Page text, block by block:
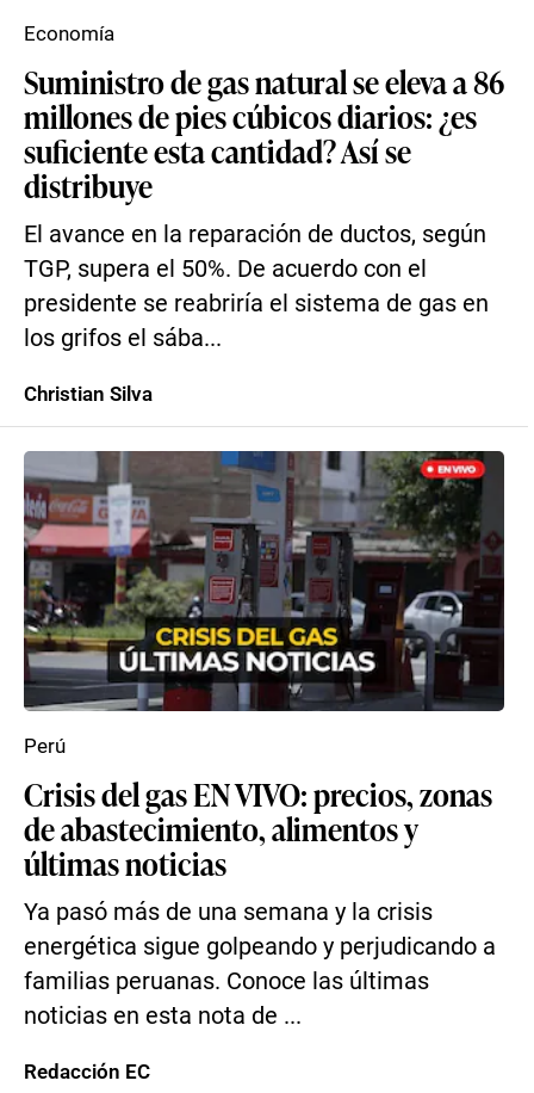
Suministro de gas natural se eleva a 86
millones de pies cúbicos diarios: ¿es
suficiente esta cantidad? Así se
distribuye
El avance en la reparación de ductos, según
TGP, supera el 50%. De acuerdo con el
presidente se reabriría el sistema de gas en
los grifos el sába...
Economía
Christian Silva
Crisis del gas EN VIVO: precios, zonas
de abastecimiento, alimentos y
últimas noticias
Ya pasó más de una semana y la crisis
energética sigue golpeando y perjudicando a
familias peruanas. Conoce las últimas
noticias en esta nota de ...
Perú
Redacción EC